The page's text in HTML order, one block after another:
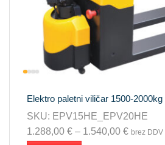
Elektro paletni viličar 1500-
SKU: EPV15HE_EPV20HE
1.288,00 € – 1.540,00 € brez DDV